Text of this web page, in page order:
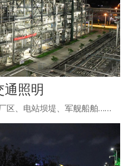
通照明
区、电站坝堤、军舰船舶……